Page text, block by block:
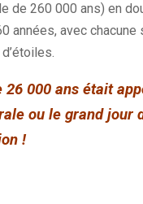
de 260 000 ans) en
années, avec chacune
26 000 ans était
ou le grand jour
!